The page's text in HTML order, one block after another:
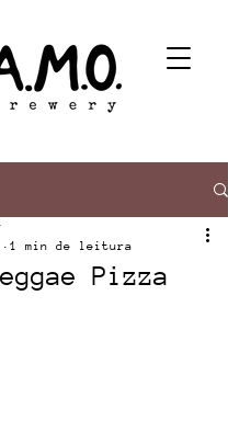
Pizza
1 min de leitura